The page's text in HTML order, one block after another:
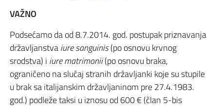
VAŽNO
Podsećamo da od 8.7.2014. god. postupak priznavanja
državljanstvaiure sanguinis(po osnovu krvnog
srodstva) i iure matrimonii(po osnovu braka,
ograničeno na slučaj stranih državljanki koje su stupile
u brak sa italijanskim državljaninom pre 27.4.1983.
god.) podleže taksi u iznosu od 600 € (član 5-bis